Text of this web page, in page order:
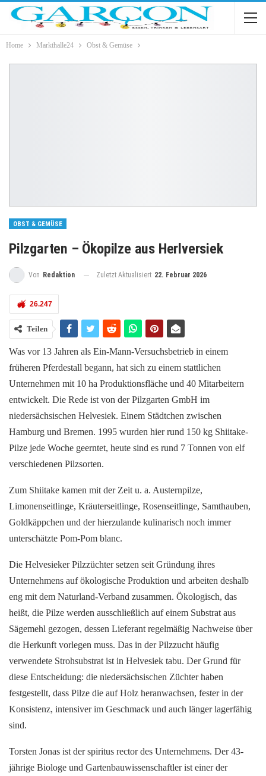
Home Markthalle24 Obst & Gemüse
OBST & GEMÜSE
Pilzgarten – Ökopilze aus Herlversiek
Von Redaktion Zuletzt Aktualisiert 22. Februar 2026
26.247
Teilen
Was vor 13 Jahren als Ein-Mann-Versuchsbetrieb in einem
früheren Pferdestall begann, hat sich zu einem stattlichen
Unternehmen mit 10 ha Produktionsfläche und 40 Mitarbeitern
entwickelt. Die Rede ist von der Pilzgarten GmbH im
niedersächsischen Helvesiek. Einem Städtchen zwischen
Hamburg und Bremen. 1995 wurden hier rund 150 kg Shiitake-
Pilze jede Woche geerntet, heute sind es rund 7 Tonnen von elf
verschiedenen Pilzsorten.
Zum Shiitake kamen mit der Zeit u. a. Austernpilze,
Limonenseitlinge, Kräuterseitlinge, Rosenseitlinge, Samthauben,
Goldkäppchen und der hierzulande kulinarisch noch immer
unterschätzte Pom-Pom blanc.
Die Helvesieker Pilzzüchter setzen seit Gründung ihres
Unternehmens auf ökologische Produktion und arbeiten deshalb
eng mit dem Naturland-Verband zusammen. Ökologisch, das
heißt, die Pilze werden ausschließlich auf einem Substrat aus
Sägemehl gezogen, dessen Lieferant regelmäßig Nachweise über
die Herkunft vorlegen muss. Das in der Pilzzucht häufig
verwendete Strohsubstrat ist in Helvesiek tabu. Der Grund für
diese Entscheidung: die niedersächsischen Züchter haben
festgestellt, dass Pilze die auf Holz heranwachsen, fester in der
Konsistenz, intensiver im Geschmack und auch länger lagerfähig
sind.
Torsten Jonas ist der spiritus rector des Unternehmens. Der 43-
jährige Biologe und Gartenbauwissenschaftler ist einer der